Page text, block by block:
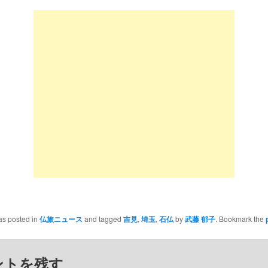
posted in 仏旅ニュース and tagged 吉見,埼玉,石仏by武藤 郁子. Bookmark the
トを残す